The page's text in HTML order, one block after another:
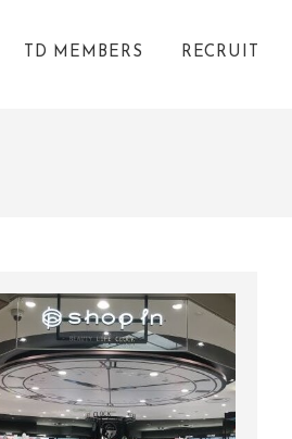
TD MEMBERS RECRUIT